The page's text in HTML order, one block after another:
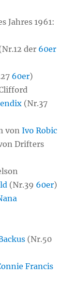
Jahres 1961:
der 60er
60er)
(Nr.37
vonIvo Robic
Drifters
(Nr.39 60er)
(Nr.50
Francis